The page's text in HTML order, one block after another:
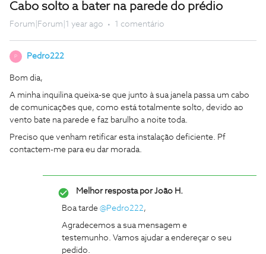
Cabo solto a bater na parede do prédio
Forum|Forum|1 year ago 1 comentário
P Pedro222
Bom dia,
A minha inquilina queixa-se que junto à sua janela passa um cabo
de comunicações que, como está totalmente solto, devido ao
vento bate na parede e faz barulho a noite toda.
Preciso que venham retificar esta instalação deficiente. Pf
contactem-me para eu dar morada.
Melhor resposta porJoão H.
Boa tarde ​ @Pedro222,
Agradecemos a sua mensagem e
testemunho. Vamos ajudar a endereçar o seu
pedido.